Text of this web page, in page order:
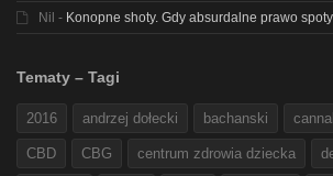
Nil - Konopne shoty. Gdy absurdalne prawo
Tematy – Tagi
2016 andrzej dołecki bachanski
CBD CBG centrum zdrowia dziecka